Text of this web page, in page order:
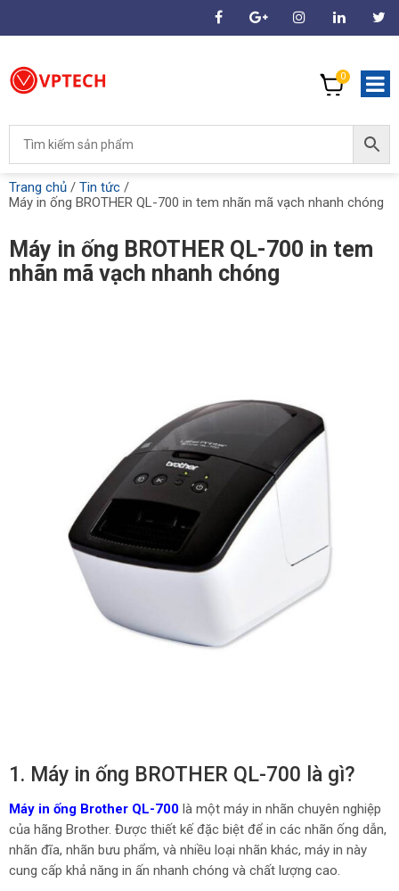
0
Trang chủ / Tin tức /
Máy in ống BROTHER QL-700 in tem nhãn mã vạch nhanh chóng
Máy in ống BROTHER QL-700 in tem
nhãn mã vạch nhanh chóng
1. Máy in ống BROTHER QL-700 là gì?
Máy in ống Brother QL-700 là một máy in nhãn chuyên nghiệp
của hãng Brother. Được thiết kế đặc biệt để in các nhãn ống dẫn,
nhãn đĩa, nhãn bưu phẩm, và nhiều loại nhãn khác, máy in này
cung cấp khả năng in ấn nhanh chóng và chất lượng cao.